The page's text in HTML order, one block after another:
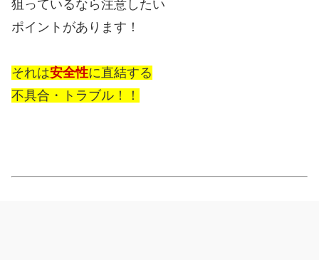
狙っているなら注意したい
ポイントがあります！
それは安全性に直結する
不具合・トラブル！！